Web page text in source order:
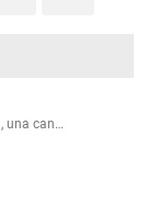
una can…